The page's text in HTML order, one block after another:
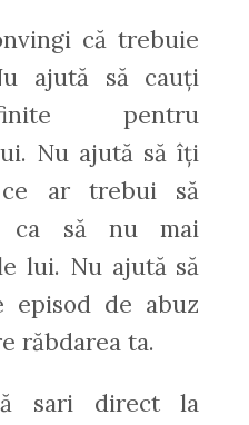
că trebuie
ajută să cauți
pentru
Nu ajută să îți
ar trebui să
ca să nu mai
lui. Nu ajută să
episod de abuz
răbdarea ta.
sari direct la